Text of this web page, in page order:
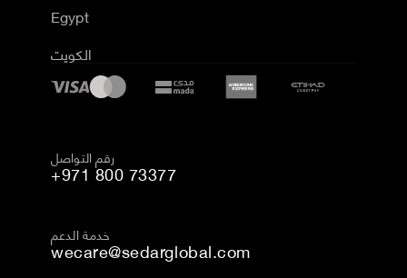
Egypt
الكويت
رقم التواصل
+971 800 73377
خدمة الدعم
wecare@sedarglobal.com